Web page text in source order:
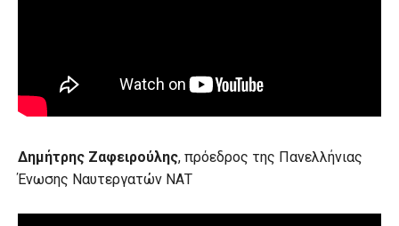
Δημήτρης Ζαφειρούλης, πρόεδρος της Πανελλήνιας
Ένωσης Ναυτεργατών ΝΑΤ